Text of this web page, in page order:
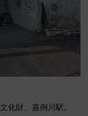
化財、嘉例川駅。